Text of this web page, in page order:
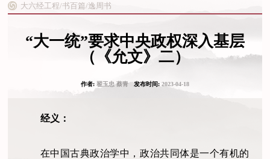
大六经工程/书百篇/逸周书
“大一统”要求中央政权深入基层
（《允文》二）
作者: 翟玉忠 蔡青发布时间: 2023-04-18
经义：
在中国古典政治学中，政治共同体是一个有机的